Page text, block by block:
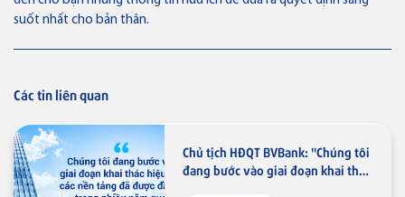
suốt nhất cho bản thân.
Các tin liên quan
Chủ tịch HĐQT BVBank: "Chúng tôi
đang bước vào giai đoạn khai thác